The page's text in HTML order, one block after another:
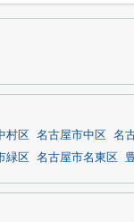
村区 名古屋市中区 名
緑区 名古屋市名東区